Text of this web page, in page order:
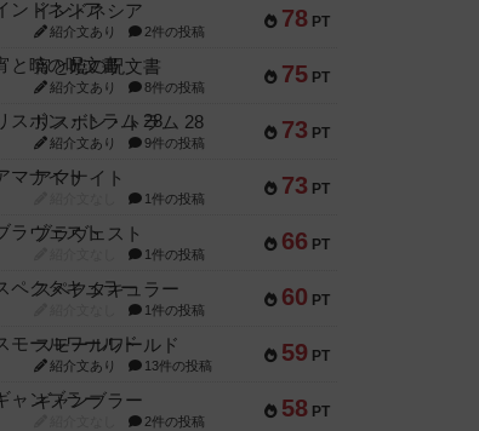
78 PT
インドネシア
紹介文あり 2件の投稿
75 PT
宵と暁の呪文書
紹介文あり 8件の投稿
73 PT
リスボン・トラム 28
紹介文あり 9件の投稿
73 PT
アマナイト
1件の投稿
66 PT
ブラヴェスト
1件の投稿
60 PT
スペクタキュラー
1件の投稿
59 PT
スモールワールド
紹介文あり 13件の投稿
58 PT
ギャンブラー
2件の投稿